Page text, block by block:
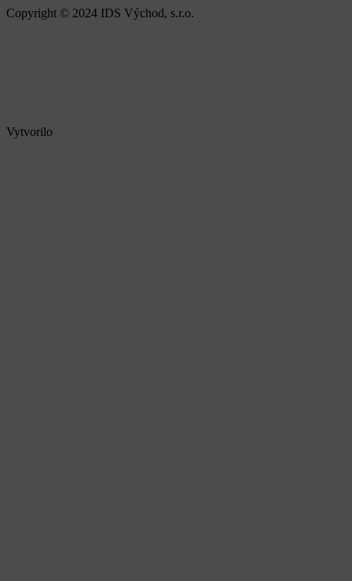
Copyright © 2024 IDS Východ, s.r.o.
Vytvorilo